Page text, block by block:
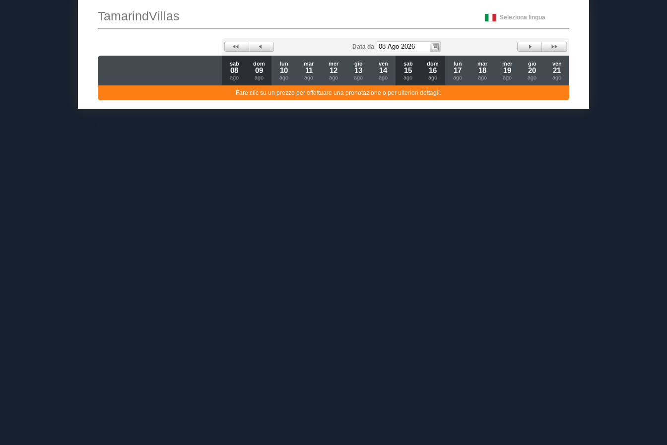
Seleziona lingua
TamarindVillas
Data da
sab
08
ago
dom
09
ago
lun
10
ago
mar
11
ago
mer
12
ago
gio
13
ago
ven
14
ago
sab
15
ago
dom
16
ago
lun
17
ago
mar
18
ago
mer
19
ago
gio
20
ago
ven
21
ago
Fare clic su un prezzo per effettuare una prenotazione o per ulteriori dettagli.